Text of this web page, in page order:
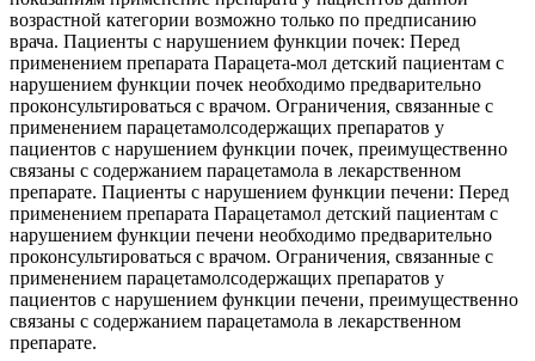
возрастной категории возможно только по предписанию
врача. Пациенты с нарушением функции почек: Перед
применением препарата Парацета-мол детский пациентам с
нарушением функции почек необходимо предварительно
проконсультироваться с врачом. Ограничения, связанные с
применением парацетамолсодержащих препаратов у
пациентов с нарушением функции почек, преимущественно
связаны с содержанием парацетамола в лекарственном
препарате. Пациенты с нарушением функции печени: Перед
применением препарата Парацетамол детский пациентам с
нарушением функции печени необходимо предварительно
проконсультироваться с врачом. Ограничения, связанные с
применением парацетамолсодержащих препаратов у
пациентов с нарушением функции печени, преимущественно
связаны с содержанием парацетамола в лекарственном
препарате.